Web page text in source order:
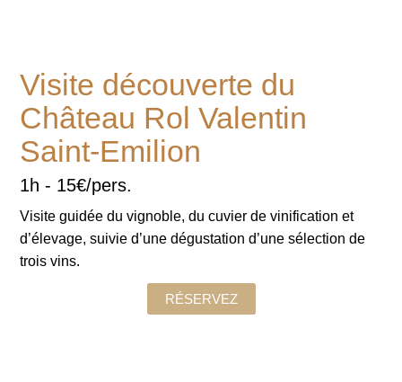
Visite découverte du
Château Rol Valentin
Saint-Emilion
1h - 15€/pers.
Visite guidée du vignoble, du cuvier de vinification et
d’élevage, suivie d’une dégustation d’une sélection de
trois vins.
RÉSERVEZ